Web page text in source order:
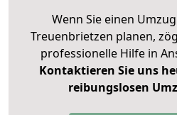
Wenn Sie einen
Treuenbrietzen planen,
professionelle Hilfe in
Kontaktieren Sie uns
reibungslosen